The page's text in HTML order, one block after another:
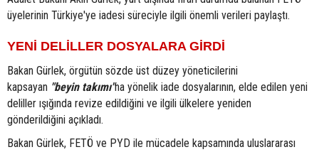
üyelerinin Türkiye'ye iadesi süreciyle ilgili önemli verileri paylaştı.
YENİ DELİLLER DOSYALARA GİRDİ
Bakan Gürlek, örgütün sözde üst düzey yöneticilerini
kapsayan "beyin takımı"na yönelik iade dosyalarının, elde edilen yeni
deliller ışığında revize edildiğini ve ilgili ülkelere yeniden
gönderildiğini açıkladı.
Bakan Gürlek, FETÖ ve PYD ile mücadele kapsamında uluslararası